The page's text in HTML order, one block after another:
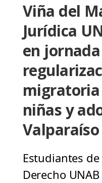
Viña del
Jurídica
en
migratoria
niñas y
Valparaíso
Estudiantes
Derecho